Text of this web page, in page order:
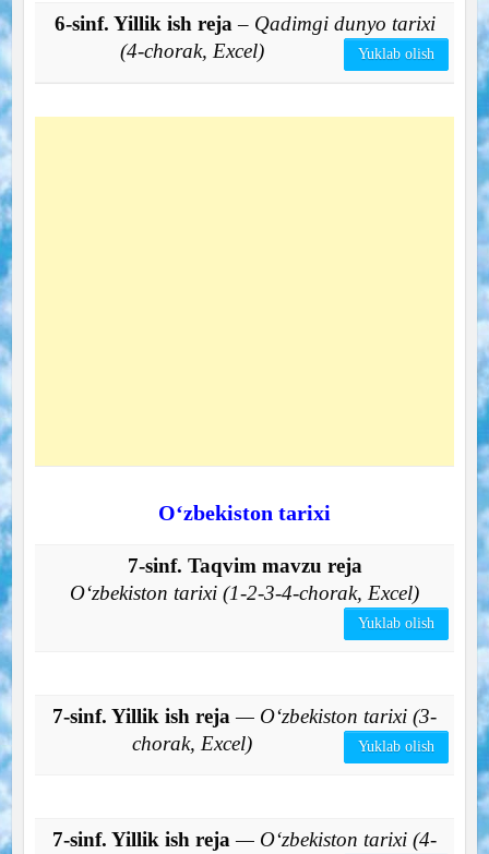
6-sinf. Yillik ish reja – Qadimgi dunyo tarixi
(4-chorak, Excel)
Yuklab olish
O‘zbekiston tarixi
7-sinf. Taqvim mavzu reja
O‘zbekiston tarixi (1-2-3-4-chorak, Excel)
Yuklab olish
7-sinf. Yillik ish reja — O‘zbekiston tarixi (3-
chorak, Excel)
Yuklab olish
7-sinf. Yillik ish reja — O‘zbekiston tarixi (4-